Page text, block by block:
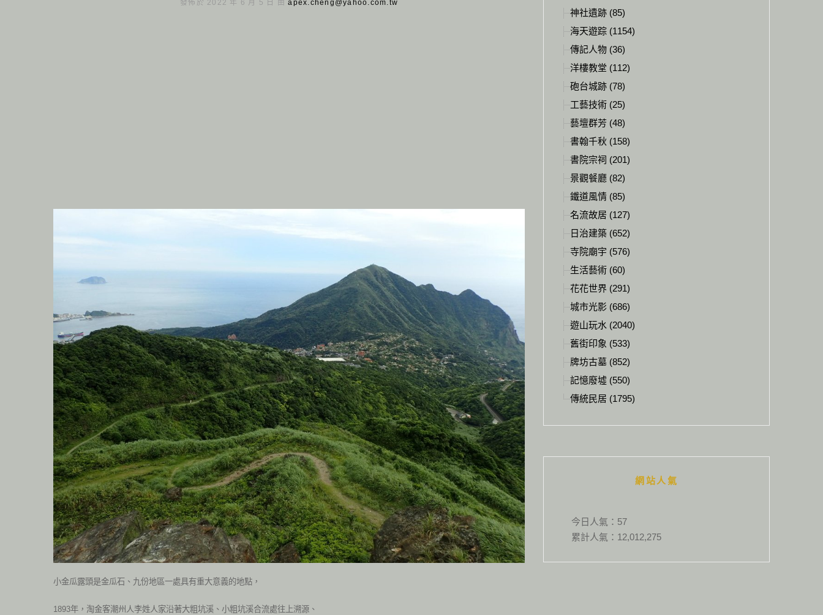
發佈於 2022 年 6 月 5 日 由apex.cheng@yahoo.com.tw
小金瓜露頭是金瓜石、九份地區一處具有重大意義的地點，
1893年，淘金客潮州人李姓人家沿著大粗坑溪、小粗坑溪合流處往上溯源、
神社遺跡 (85)
海天遊踪 (1154)
傳記人物 (36)
洋樓教堂 (112)
砲台城跡 (78)
工藝技術 (25)
藝壇群芳 (48)
書翰千秋 (158)
書院宗祠 (201)
景觀餐廳 (82)
鐵道風情 (85)
名流故居 (127)
日治建築 (652)
寺院廟宇 (576)
生活藝術 (60)
花花世界 (291)
城市光影 (686)
遊山玩水 (2040)
舊街印象 (533)
牌坊古墓 (852)
記憶廢墟 (550)
傳統民居 (1795)
網站人氣
今日人氣： 57
累計人氣： 12,012,275